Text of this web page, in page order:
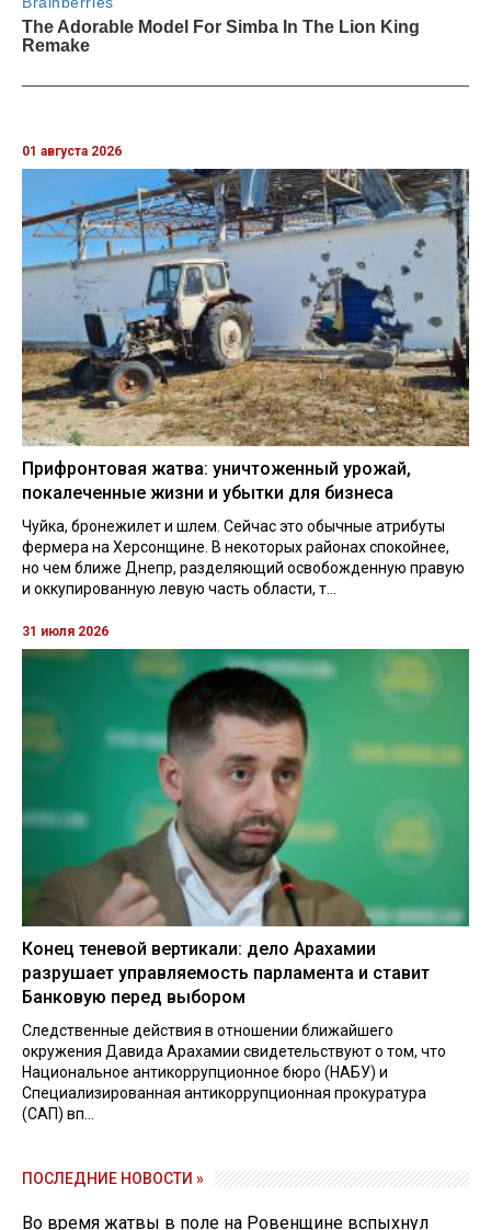
01 августа 2026
Прифронтовая жатва: уничтоженный урожай,
покалеченные жизни и убытки для бизнеса
Чуйка, бронежилет и шлем. Сейчас это обычные атрибуты
фермера на Херсонщине. В некоторых районах спокойнее,
но чем ближе Днепр, разделяющий освобожденную правую
и оккупированную левую часть области, т...
31 июля 2026
Конец теневой вертикали: дело Арахамии
разрушает управляемость парламента и ставит
Банковую перед выбором
Следственные действия в отношении ближайшего
окружения Давида Арахамии свидетельствуют о том, что
Национальное антикоррупционное бюро (НАБУ) и
Специализированная антикоррупционная прокуратура
(САП) вп...
ПОСЛЕДНИЕ НОВОСТИ »
Во время жатвы в поле на Ровенщине вспыхнул